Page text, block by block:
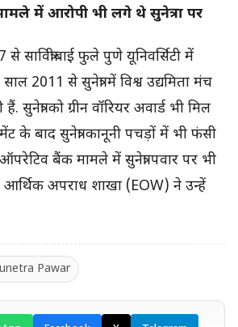
में आरोपी भी लगे थे सुनेत्रा पर
से सावित्रीबाई फुले पुणे यूनिवर्सिटी में
2011 से सुनेत्रा में विश्व उद्यमिता मंच
को ग्रीन वॉरियर अवार्ड भी मिल
के बाद सुनेत्रा कानूनी पचड़ों में भी फंसी
ऑपरेटिव बैंक मामले में सुनेत्रा पवार पर भी
अपराध शाखा (EOW) ने उन्हें
Pawar